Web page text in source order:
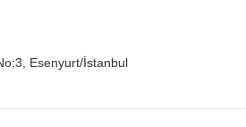
Esenyurt/İstanbul